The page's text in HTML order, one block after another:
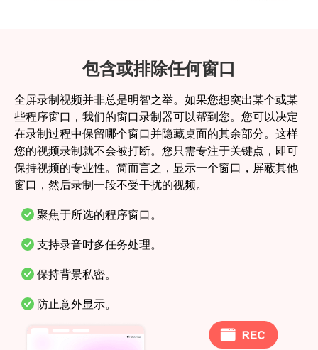
包含或排除任何窗口
全屏录制视频并非总是明智之举。如果您想突出某个或某
些程序窗口，我们的窗口录制器可以帮到您。您可以决定
在录制过程中保留哪个窗口并隐藏桌面的其余部分。这样
您的视频录制就不会被打断。您只需专注于关键点，即可
保持视频的专业性。简而言之，显示一个窗口，屏蔽其他
窗口，然后录制一段不受干扰的视频。
聚焦于所选的程序窗口。
支持录音时多任务处理。
保持背景私密。
防止意外显示。